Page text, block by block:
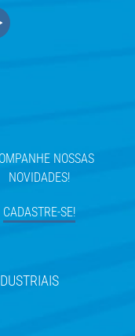
NOSSAS
NOVIDADES!
CADASTRE-SE!